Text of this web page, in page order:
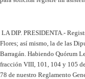
LA DIP. PRESIDENTA.-
Flores; así mismo, la de las
Barragán. Habiendo Quórum
fracción VIII, 101, 104 y 105
78 de nuestro Reglamento